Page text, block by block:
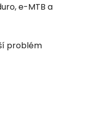
e-MTB a
problém